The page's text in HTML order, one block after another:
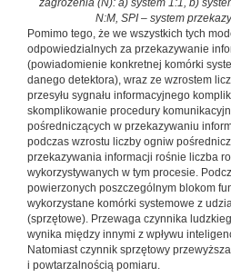
zagrożenia (N): a) system 1:1, b)
N:M, SPI – system
Pomimo tego, że we wszystkich tych
odpowiedzialnych za przekazywanie
(powiadomienie konkretnej komórki
danego detektora), wraz ze wzrostem
przesyłu sygnału informacyjnego
skomplikowanie procedury
pośredniczących w przekazywaniu
podczas wzrostu liczby ogniw
przekazywania informacji rośnie liczba
wykorzystywanych w tym procesie.
powierzonych poszczególnym blokom
wykorzystane komórki systemowe z
(sprzętowe). Przewaga czynnika
wynika między innymi z wpływu
Natomiast czynnik sprzętowy
i powtarzalnością pomiaru.